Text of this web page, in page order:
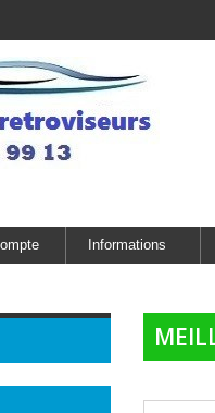
Informations